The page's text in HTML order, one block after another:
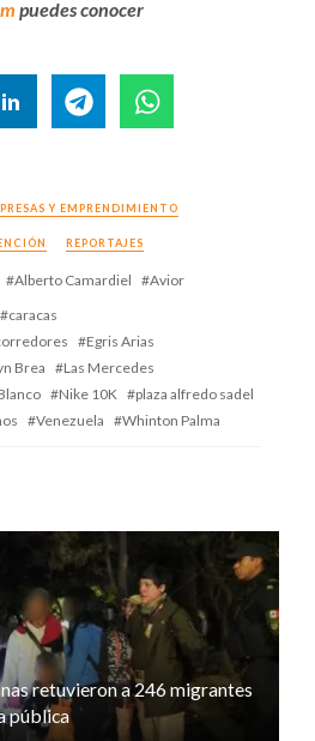
puedes conocer
Y EMPRENDIMIENTO
REPORTAJES
Alberto Camardiel
Avior
caracas
Egris Arias
Brea
Las Mercedes
Nike 10K
plaza alfredo sadel
Venezuela Whinton Palma
retuvieron a 246 migrantes
pública